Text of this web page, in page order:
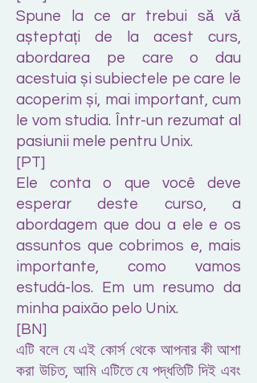
Spune la ce ar trebui să vă
așteptați de la acest curs,
abordarea pe care o dau
acestuia și subiectele pe care le
acoperim și, mai important, cum
le vom studia. Într-un rezumat al
pasiunii mele pentru Unix.
[PT]
Ele conta o que você deve
esperar deste curso, a
abordagem que dou a ele e os
assuntos que cobrimos e, mais
importante, como vamos
estudá-los. Em um resumo da
minha paixão pelo Unix.
[BN]
এটি বলে যে এই কোর্স থেকে আপনার কী আশা
করা উচিত, আমি এটিতে যে পদ্ধতিটি দিই এবং